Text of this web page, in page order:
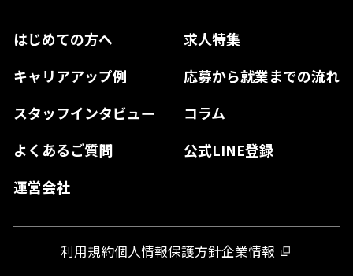
はじめての方へ
求人特集
キャリアアップ例
応募から就業までの流れ
スタッフインタビュー
コラム
よくあるご質問
公式LINE登録
運営会社
奈良県
和歌山県
島根県
山口県
高知県
徳島県
熊本県
宮崎県
利用規約個人情報保護方針企業情報